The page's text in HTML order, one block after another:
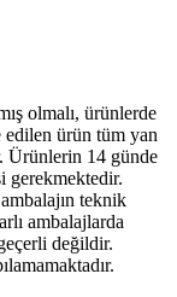
olmalı, ürünlerde
edilen ürün tüm yan
Ürünlerin 14 günde
gerekmektedir.
teknik
ambalajlarda
değildir.